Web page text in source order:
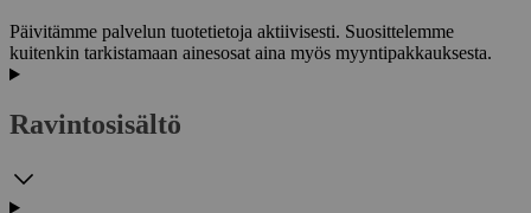
Päivitämme palvelun tuotetietoja aktiivisesti. Suosittelemme
kuitenkin tarkistamaan ainesosat aina myös myyntipakkauksesta.
Ravintosisältö